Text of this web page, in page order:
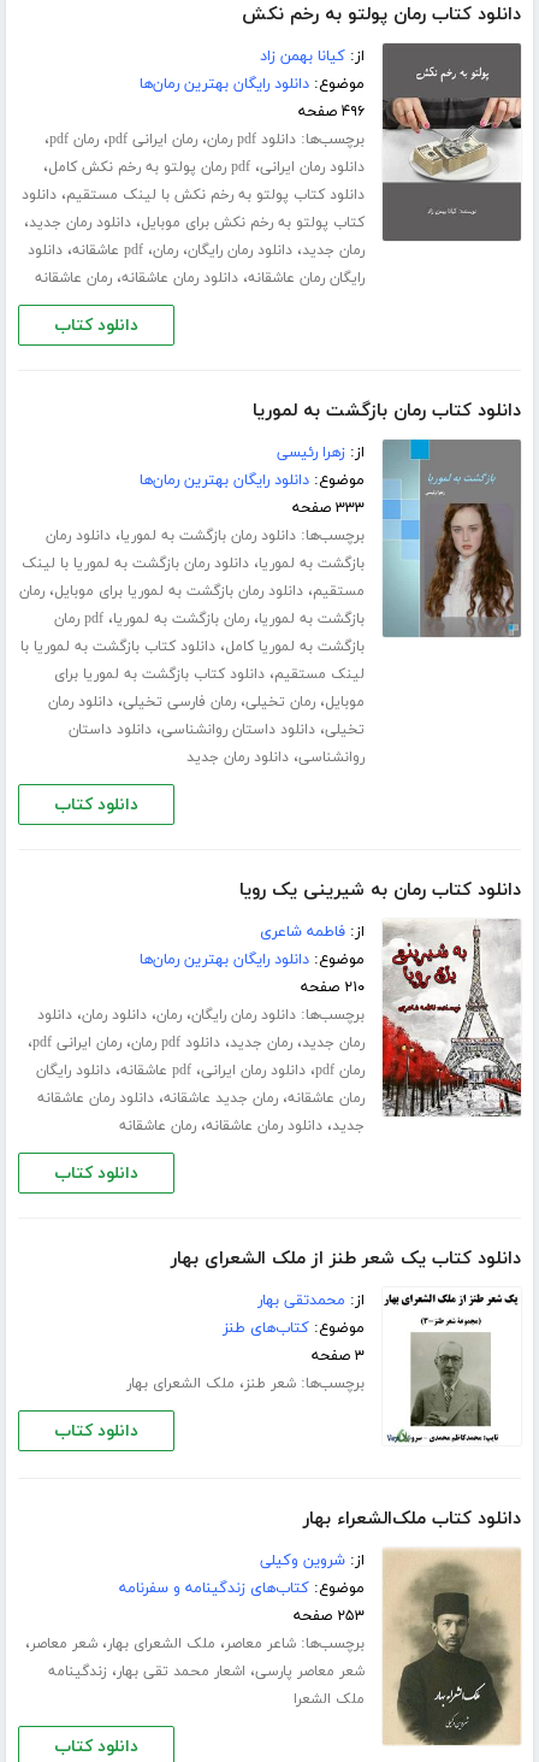
دانلود کتاب رمان پولتو به رخم نکش
از:کیانا بهمن زاد
موضوع:دانلود رایگان بهترین رمان‌ها
۴۹۶ صفحه
برچسب‌ها:دانلود pdf رمان ،رمان ایرانی pdf ،رمان pdf ،
دانلود رمان ایرانی،pdf رمان پولتو به رخم نکش کامل ،
دانلود کتاب پولتو به رخم نکش با لینک مستقیم،دانلود
کتاب پولتو به رخم نکش برای موبایل،دانلود رمان جدید،
رمان جدید،دانلود رمان رایگان،رمان،pdf عاشقانه ،دانلود
رایگان رمان عاشقانه،دانلود رمان عاشقانه،رمان عاشقانه
دانلود کتاب
دانلود کتاب رمان بازگشت به لموریا
از:زهرا رئیسی
موضوع:دانلود رایگان بهترین رمان‌ها
۳۳۳ صفحه
برچسب‌ها:دانلود رمان بازگشت به لموریا،دانلود رمان
بازگشت به لموریا،دانلود رمان بازگشت به لموریا با لینک
مستقیم،دانلود رمان بازگشت به لموریا برای موبایل،رمان
بازگشت به لموریا،رمان بازگشت به لموریا،
pdf رمان
بازگشت به لموریا کامل،دانلود کتاب بازگشت به لموریا با
لینک مستقیم،دانلود کتاب بازگشت به لموریا برای
موبایل،رمان تخیلی،رمان فارسی تخیلی،دانلود رمان
تخیلی،دانلود داستان روانشناسی،دانلود داستان
روانشناسی،دانلود رمان جدید
دانلود کتاب
دانلود کتاب رمان به شیرینی یک رویا
از:فاطمه شاعری
موضوع:دانلود رایگان بهترین رمان‌ها
۲۱۰ صفحه
برچسب‌ها:دانلود رمان رایگان،رمان،دانلود رمان،دانلود
رمان جدید،رمان جدید،دانلود pdf رمان ،رمان ایرانی pdf ،
رمان pdf ،دانلود رمان ایرانی،pdf عاشقانه ،دانلود رایگان
رمان عاشقانه،رمان جدید عاشقانه،دانلود رمان عاشقانه
جدید،دانلود رمان عاشقانه،رمان عاشقانه
دانلود کتاب
دانلود کتاب یک شعر طنز از ملک الشعرای بهار
از: محمدتقی بهار
موضوع:کتاب‌های طنز
۳ صفحه
برچسب‌ها:شعر طنز، ملک الشعرای بهار
دانلود کتاب
دانلود کتاب ملک‌الشعراء بهار
از:شروین وکیلی
موضوع:کتاب‌های زندگینامه و سفرنامه
۲۵۳ صفحه
برچسب‌ها:شاعر معاصر، ملک الشعرای بهار،شعر معاصر،
شعر معاصر پارسی، اشعار محمد تقی بهار، زندگینامه
ملک الشعرا
دانلود کتاب